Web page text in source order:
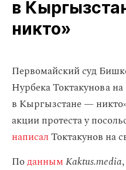
в
никто»
Первомайский суд
Нурбека Токтакунова на
в Кыргызстане —
акции протеста у
написалТоктакунов на
ПоданнымKaktus.media